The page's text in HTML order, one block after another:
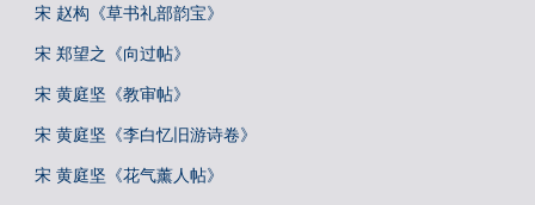
宋 赵构《草书礼部韵宝》
宋 郑望之《向过帖》
宋 黄庭坚《教审帖》
宋 黄庭坚《李白忆旧游诗卷》
宋 黄庭坚《花气薰人帖》